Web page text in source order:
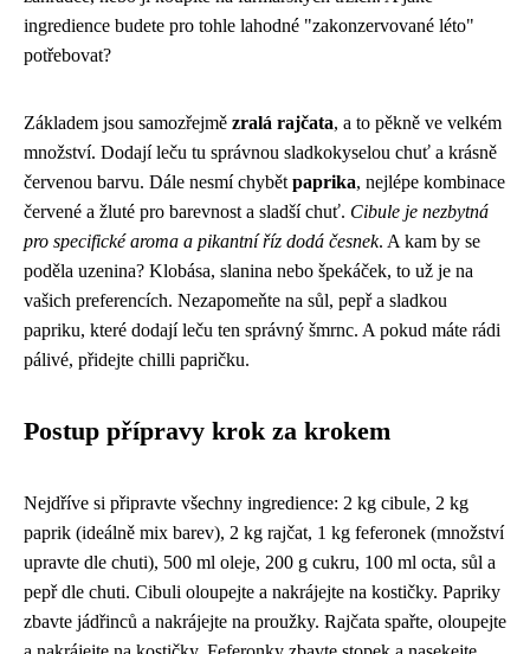
ingredience budete pro tohle lahodné "zakonzervované léto"
potřebovat?
Základem jsou samozřejmě zralá rajčata, a to pěkně ve velkém
množství. Dodají leču tu správnou sladkokyselou chuť a krásně
červenou barvu. Dále nesmí chybět paprika, nejlépe kombinace
červené a žluté pro barevnost a sladší chuť. Cibule je nezbytná
pro specifické aroma a pikantní říz dodá česnek. A kam by se
poděla uzenina? Klobása, slanina nebo špekáček, to už je na
vašich preferencích. Nezapomeňte na sůl, pepř a sladkou
papriku, které dodají leču ten správný šmrnc. A pokud máte rádi
pálivé, přidejte chilli papričku.
Postup přípravy krok za krokem
Nejdříve si připravte všechny ingredience: 2 kg cibule, 2 kg
paprik (ideálně mix barev), 2 kg rajčat, 1 kg feferonek (množství
upravte dle chuti), 500 ml oleje, 200 g cukru, 100 ml octa, sůl a
pepř dle chuti. Cibuli oloupejte a nakrájejte na kostičky. Papriky
zbavte jádřinců a nakrájejte na proužky. Rajčata spařte, oloupejte